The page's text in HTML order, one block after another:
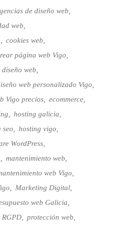
de diseño web
web
cookies web
página web Vigo
diseño web
web personalizado Vigo
Vigo precios
ecommerce
hosting galicia
seo
hosting vigo
WordPress
mantenimiento web
web Vigo
Marketing Digital
web Galicia
protección web